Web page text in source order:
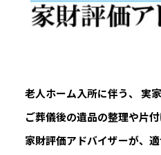
老人ホーム入所に伴う、 実
ご葬儀後の遺品の整理や片
家財評価アドバイザーが、